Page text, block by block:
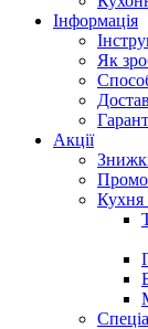
Інформація
Як
Акції
Кухня